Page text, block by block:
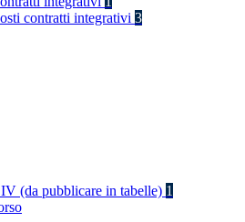
contratti integrativi 3
(da pubblicare in tabelle) 1